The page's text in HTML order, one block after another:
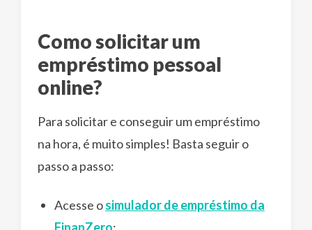
Como solicitar um
empréstimo pessoal
online?
Para solicitar e conseguir um empréstimo
na hora, é muito simples! Basta seguir o
passo a passo:
Acesse osimulador de empréstimo da